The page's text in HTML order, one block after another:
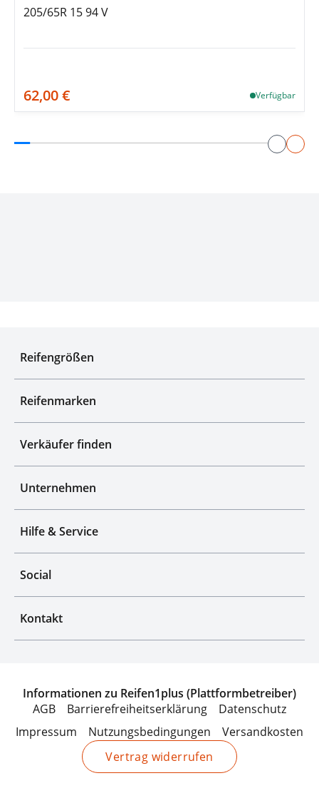
205/65R 15 94 V
62,00 € Verfügbar
Reifengrößen
Reifenmarken
Verkäufer finden
Unternehmen
Hilfe & Service
Social
Kontakt
Informationen zu Reifen1plus (Plattformbetreiber)
AGB
Barrierefreiheitserklärung
Datenschutz
Impressum
Nutzungsbedingungen
Versandkosten
Vertrag widerrufen